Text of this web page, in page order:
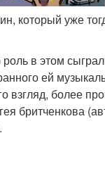
который уже
роль в этом
ей
взгляд, более
бритченкова